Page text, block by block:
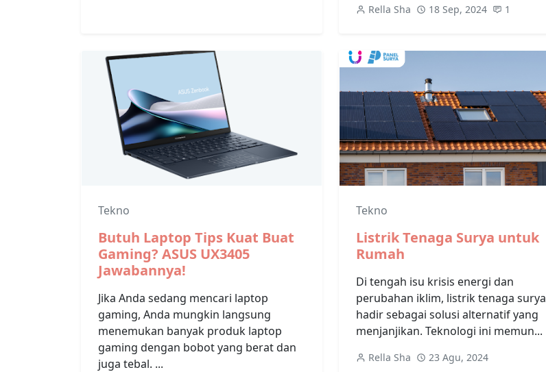
Rella Sha 18 Sep, 2024 1
Tekno
Butuh Laptop Tips Kuat Buat
Gaming? ASUS UX3405
Jawabannya!
Jika Anda sedang mencari laptop
gaming, Anda mungkin langsung
menemukan banyak produk laptop
gaming dengan bobot yang berat dan
juga tebal. ...
Tekno
Listrik Tenaga Surya untuk
Rumah
Di tengah isu krisis energi dan
perubahan iklim, listrik tenaga surya
hadir sebagai solusi alternatif yang
menjanjikan. Teknologi ini memun...
Rella Sha 23 Agu, 2024